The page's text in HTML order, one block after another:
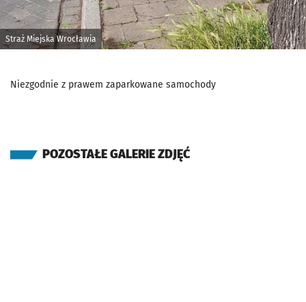
Straż Miejska Wrocławia
Niezgodnie z prawem zaparkowane samochody
POZOSTAŁE GALERIE ZDJĘĆ